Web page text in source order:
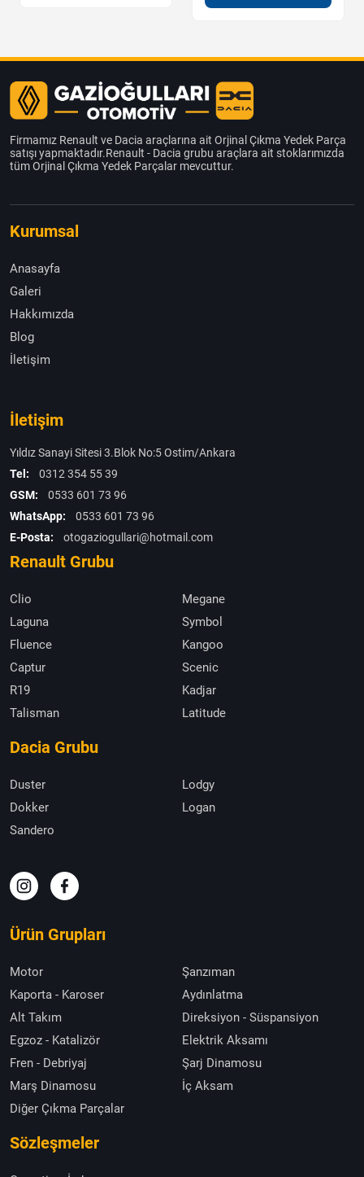
Firmamız Renault ve Dacia araçlarına ait Orjinal Çıkma Yedek Parça
satışı yapmaktadır.Renault - Dacia grubu araçlara ait stoklarımızda
tüm Orjinal Çıkma Yedek Parçalar mevcuttur.
Kurumsal
Anasayfa
Galeri
Hakkımızda
Blog
İletişim
İletişim
Yıldız Sanayi Sitesi 3.Blok No:5 Ostim/Ankara
Tel:
0312 354 55 39
GSM:
0533 601 73 96
WhatsApp:
0533 601 73 96
E-Posta:
otogaziogullari@hotmail.com
Renault Grubu
Clio
Megane
Laguna
Symbol
Fluence
Kangoo
Captur
Scenic
R19
Kadjar
Talisman
Latitude
Dacia Grubu
Duster
Lodgy
Dokker
Logan
Sandero
Ürün Grupları
Motor
Şanzıman
Kaporta - Karoser
Aydınlatma
Alt Takım
Direksiyon - Süspansiyon
Egzoz - Katalizör
Elektrik Aksamı
Fren - Debriyaj
Şarj Dinamosu
Marş Dinamosu
İç Aksam
Diğer Çıkma Parçalar
Sözleşmeler